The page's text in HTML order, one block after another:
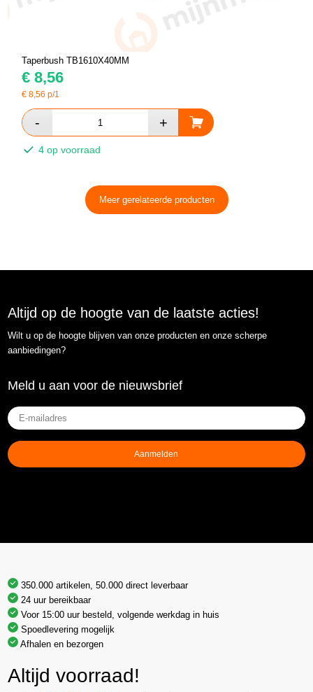
Taperbush TB1610X40MM
€ 8,56
€8,56 p/1
4 op voorraad
Meer gerelateerde producten
Altijd op de hoogte van de laatste acties!
Wilt u op de hoogte blijven van onze producten en onze scherpe
aanbiedingen?
Meld u aan voor de nieuwsbrief
E-
mailadres(Vereist)
Aanmelden
350.000 artikelen, 50.000 direct leverbaar
24 uur bereikbaar
Voor 15:00 uur besteld, volgende werkdag in huis
Spoedlevering mogelijk
Afhalen en bezorgen
Altijd voorraad!